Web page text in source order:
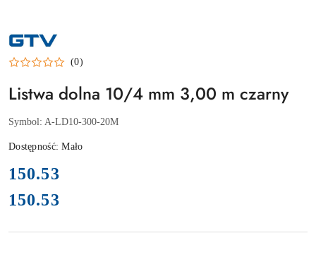
NAZWA
PRODUCENTA:
GTV
(0)
Listwa dolna 10/4 mm 3,00 m czarny
Symbol: A-LD10-300-20M
Dostępność:Mało
cena:
150.53
Cena:
150.53